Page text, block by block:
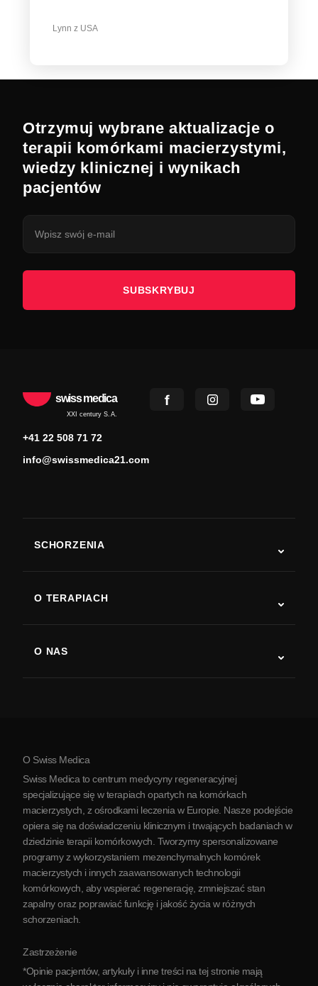
Lynn z USA
Otrzymuj wybrane aktualizacje o
terapii komórkami macierzystymi,
wiedzy klinicznej i wynikach
pacjentów
SUBSKRYBUJ
swiss medica
XXI century S.A.
+41 22 508 71 72
info@swissmedica21.com
SCHORZENIA
Choroba Parkinsona
Zapalenie stawów
O TERAPIACH
O NAS
O Serbii
Partnerstwo
Skontaktuj się z nami
O Swiss Medica
Swiss Medica to centrum medycyny regeneracyjnej
specjalizujące się w terapiach opartych na komórkach
macierzystych, z ośrodkami leczenia w Europie. Nasze podejście
opiera się na doświadczeniu klinicznym i trwających badaniach w
dziedzinie terapii komórkowych. Tworzymy spersonalizowane
programy z wykorzystaniem mezenchymalnych komórek
macierzystych i innych zaawansowanych technologii
komórkowych, aby wspierać regenerację, zmniejszać stan
zapalny oraz poprawiać funkcję i jakość życia w różnych
schorzeniach.
Zastrzeżenie
*Opinie pacjentów, artykuły i inne treści na tej stronie mają